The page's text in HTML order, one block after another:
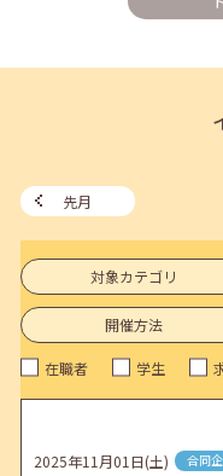
企業様向けセミナー「現場
7月のセミナー情報を公開
メールカウンセリング、就
2026年05月25日(月)
6月のセミナー情報を公開
2026年05月01日(金)
連休前後（ゴールデンウィ
についてのお知らせ
先月
対象カテゴリ
開催方法
在職者 学生
2025年11月01日(土) 合同